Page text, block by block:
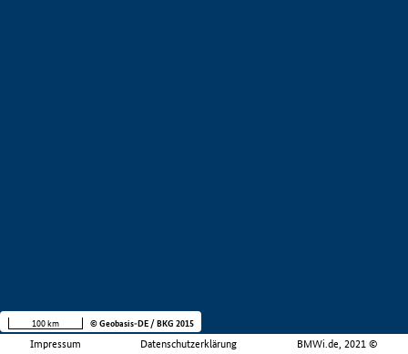
Impressum Datenschutzerklärung BMWi.de, 2021 ©
100 km © Geobasis-DE / BKG 2015